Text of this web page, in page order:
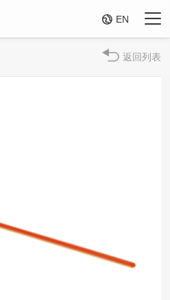
 EN
返回列表